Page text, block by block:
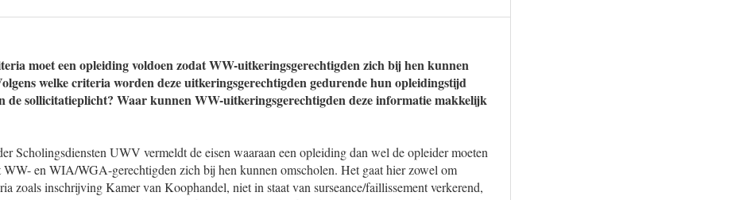
moet een opleiding voldoen zodat WW-uitkeringsgerechtigden zich bij hen kunnen
welke criteria worden deze uitkeringsgerechtigden gedurende hun opleidingstijd
de sollicitatieplicht? Waar kunnen WW-uitkeringsgerechtigden deze informatie makkelijk
Scholingsdiensten UWV vermeldt de eisen waaraan een opleiding dan wel de opleider moeten
WW- en WIA/WGA-gerechtigden zich bij hen kunnen omscholen. Het gaat hier zowel om
zoals inschrijving Kamer van Koophandel, niet in staat van surseance/faillissement verkerend,